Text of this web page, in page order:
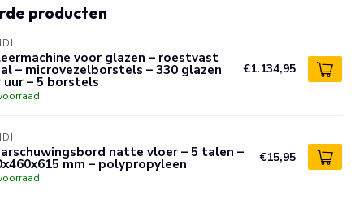
producten
voor glazen – roestvast
– microvezelborstels – 330 glazen
uur – 5 borstels
€1.134,95
natte vloer – 5 talen –
mm – polypropyleen €15,95